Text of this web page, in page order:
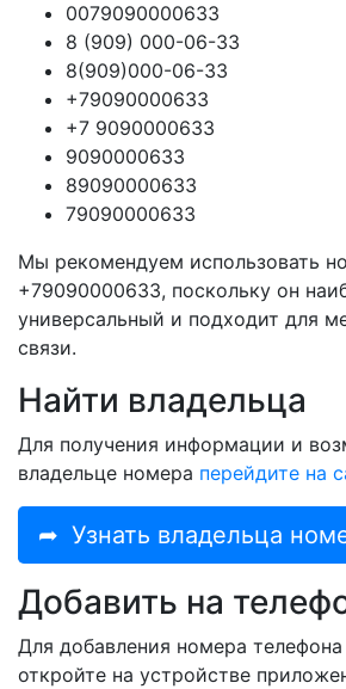
0079090000633
8 (909) 000-06-33
8(909)000-06-33
+79090000633
+7 9090000633
9090000633
89090000633
79090000633
Мы рекомендуем использовать
+79090000633, поскольку он
универсальный и подходит для
связи.
Найти владельца
Для получения информации и
владельце номера перейдите на
➦ Узнать владельца
Добавить на
Для добавления номера
откройте на устройстве